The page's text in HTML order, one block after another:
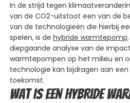
In de strijd tegen
van de CO2-uitstoot een van de
van de technologieën die hierbij
spelen, is de hybride warmtepomp
diepgaande analyse van de
warmtepompen op het milieu en
technologie kan bijdragen aan
toekomst.
Wat is een hybride